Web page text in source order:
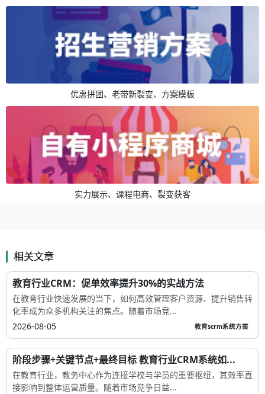
优惠拼团、老带新裂变、方案模板
实力展示、课程电商、裂变获客
相关文章
教育行业CRM：促单效率提升30%的实战方法
在教育行业快速发展的当下，如何高效管理客户资源、提升销售转
化率成为众多机构关注的焦点。随着市场竞...
2026-08-05
教育scrm系统方案
阶段步骤+关键节点+最终目标 教育行业CRM系统如...
在教育行业，教务中心作为连接学校与学员的重要枢纽，其效率直
接影响到整体运营质量。随着市场竞争日益...